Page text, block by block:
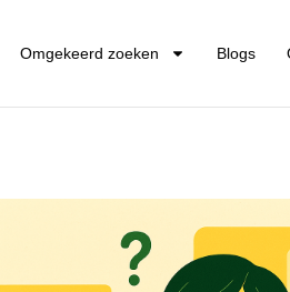
Omgekeerd zoeken Blogs